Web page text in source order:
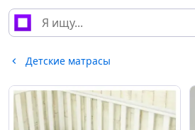
Детские матрасы